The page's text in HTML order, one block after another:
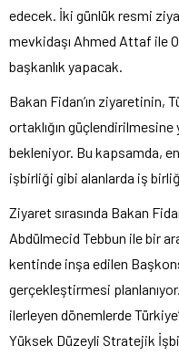
edecek. İki günlük resmi
mevkidaşı Ahmed Attaf ile
başkanlık yapacak.
Bakan Fidan’ın ziyaretinin,
ortaklığın
bekleniyor. Bu kapsamda,
işbirliği gibi alanlarda iş
Ziyaret sırasında Bakan
Abdülmecid Tebbun ile bir
kentinde inşa edilen
gerçekleştirmesi planlanıyor.
ilerleyen dönemlerde
Yüksek Düzeyli Stratejik